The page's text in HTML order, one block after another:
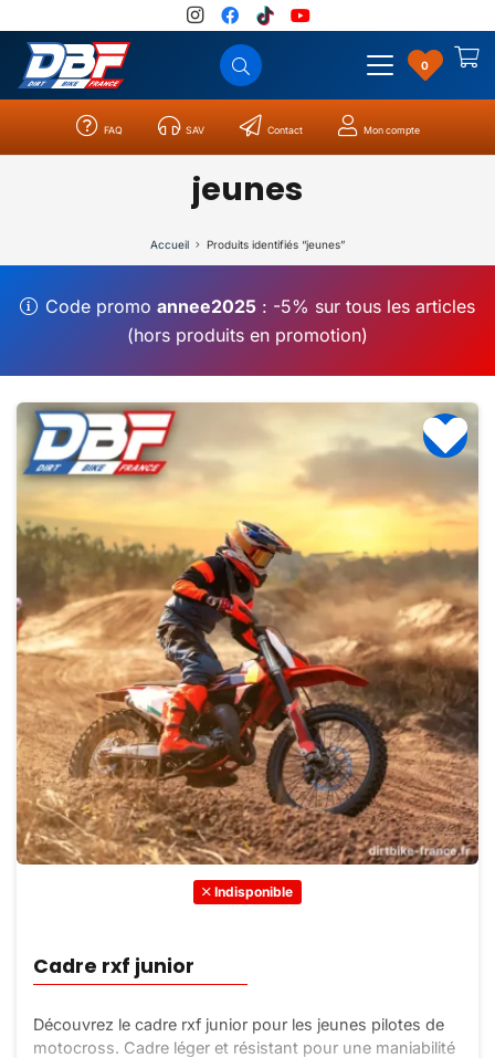
0
FAQ SAV Contact Mon compte
jeunes
Accueil Produits identifiés “jeunes”
Code promo annee2025: -5% sur tous les articles
(hors produits en promotion)
Indisponible
Cadre rxf junior
Découvrez le cadre rxf junior pour les jeunes pilotes de
motocross. Cadre léger et résistant pour une maniabilité
Catégories Résultats